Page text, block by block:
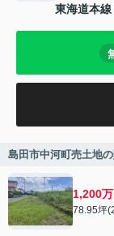
東海道本線
島田市中河町売土地
1,200万
78.95坪